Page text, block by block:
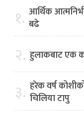
१. आर्थिक
बढे
२. हुलाकबाट एक
३. हरेक वर्ष
चिलिया टापु